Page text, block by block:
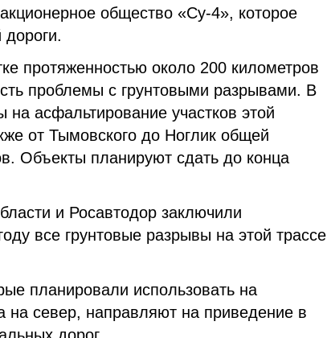
общество «Су-4», которое
протяженностью около 200 километров
проблемы с грунтовыми разрывами. В
на асфальтирование участков этой
от Тымовского до Ноглик общей
Объекты планируют сдать до конца
и Росавтодор заключили
все грунтовые разрывы на этой трассе
планировали использовать на
на север, направляют на приведение в